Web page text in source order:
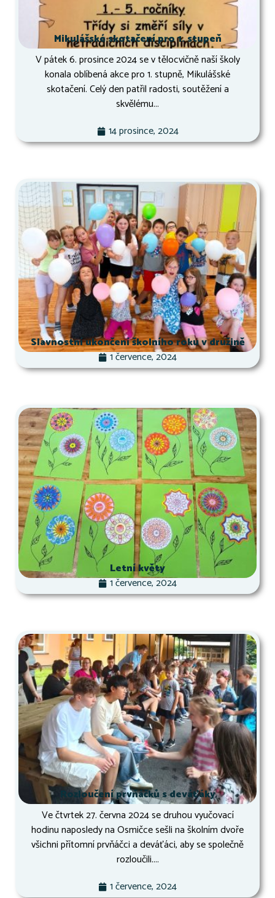
Mikulášské skotačení pro 1. stupeň
V pátek 6. prosince 2024 se v tělocvičně naší školy
konala oblíbená akce pro 1. stupně, Mikulášské
skotačení. Celý den patřil radosti, soutěžení a
skvělému...
14 prosince, 2024
Slavnostní ukončení školního roku v družině
1 července, 2024
Letní květy
1 července, 2024
Rozloučení prvňáčků s deváťáky
Ve čtvrtek 27. června 2024 se druhou vyučovací
hodinu naposledy na Osmičce sešli na školním dvoře
všichni přítomní prvňáčci a deváťáci, aby se společně
rozloučili....
1 července, 2024